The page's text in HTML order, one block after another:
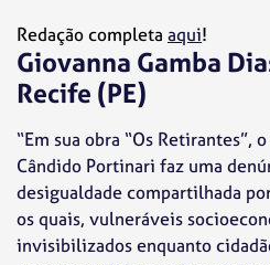
Redação completa aqui!
Giovanna Gamba
Recife (PE)
“Em sua obra “Os Retirantes”,
Cândido Portinari faz uma
desigualdade compartilhada
os quais, vulneráveis
invisibilizados enquanto